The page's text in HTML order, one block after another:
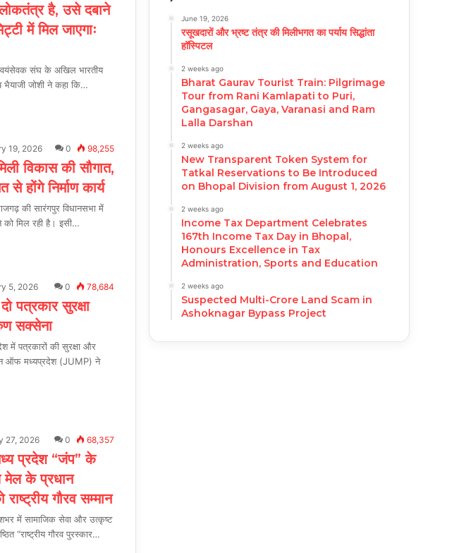
है, उसे दबाने
में मिल जाएगाः
संघ के अखिल भारतीय
भैयाजी जोशी ने कहा कि…
19, 2026 0 98,255
विकास की सौगात,
होंगे निर्माण कार्य
की सारंगपुर विधानसभा में
को मिल रही है। इसी…
5, 2026 0 78,684
पत्रकार सुरक्षा
सक्सेना
में पत्रकारों की सुरक्षा और
ऑफ मध्यप्रदेश (JUMP) ने
27, 2026 0 68,357
प्रदेश “जंप” के
मेल के प्रधान
गौरव सम्मान
में सामाजिक सेवा और उत्कृष्ट
“राष्ट्रीय गौरव पुरस्कार…
June 19, 2026
रसूखदारों और भ्रष्ट तंत्र की मिलीभगत का पर्याय सिद्धांता
हॉस्पिटल
2 weeks ago
Bharat Gaurav Tourist Train: Pilgrimage
Tour from Rani Kamlapati to Puri,
Gangasagar, Gaya, Varanasi and Ram
Lalla Darshan
2 weeks ago
New Transparent Token System for
Tatkal Reservations to Be Introduced
on Bhopal Division from August 1, 2026
2 weeks ago
Income Tax Department Celebrates
167th Income Tax Day in Bhopal,
Honours Excellence in Tax
Administration, Sports and Education
2 weeks ago
Suspected Multi-Crore Land Scam in
Ashoknagar Bypass Project